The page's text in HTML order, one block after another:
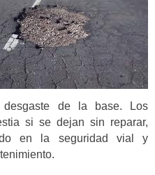
desgaste de la base. Los
si se dejan sin reparar,
en la seguridad vial y